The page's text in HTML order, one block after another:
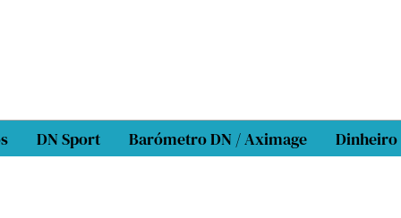
DN Sport Barómetro DN / Aximage Dinheiro